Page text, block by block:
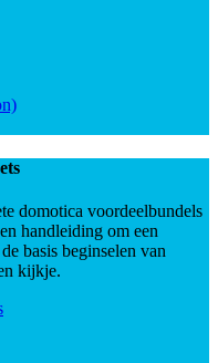
domotica voordeelbundels
handleiding om een
basis beginselen van
kijkje.